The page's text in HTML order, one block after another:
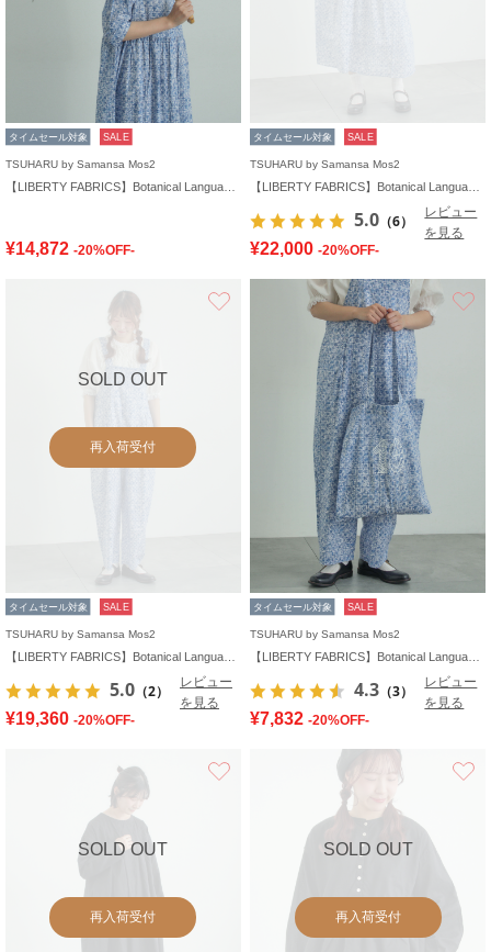
タイムセール対象 SALE
TSUHARU by Samansa Mos2
¥14,872 -20%OFF-
タイムセール対象 SALE
TSUHARU by Samansa Mos2
5.0 （6）
レビュー
を見る
¥22,000 -20%OFF-
SOLD OUT
再入荷受付
タイムセール対象 SALE
TSUHARU by Samansa Mos2
5.0 （2）
レビュー
を見る
¥19,360 -20%OFF-
タイムセール対象 SALE
TSUHARU by Samansa Mos2
4.3 （3）
レビュー
を見る
¥7,832 -20%OFF-
SOLD OUT
再入荷受付
SOLD OUT
再入荷受付